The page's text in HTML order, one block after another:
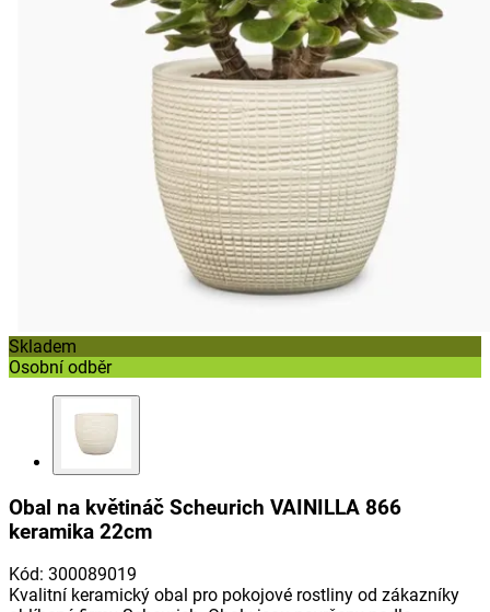
Skladem
Osobní odběr
Obal na květináč Scheurich VAINILLA 866
keramika 22cm
Kód: 300089019
Kvalitní keramický obal pro pokojové rostliny od zákazníky